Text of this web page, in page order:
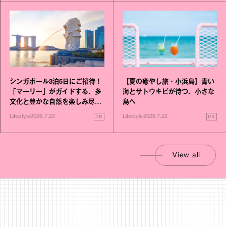
シンガポール3泊5日にご招待！
「マーリー」がガイドする、多
文化と豊かな自然を楽しみ尽く
Lifestyle2026.7.22 PR
【夏の癒やし旅・小浜島】青い
海とサトウキビが待つ、小さな
島へ
Lifestyle2026.7.22 PR
View all